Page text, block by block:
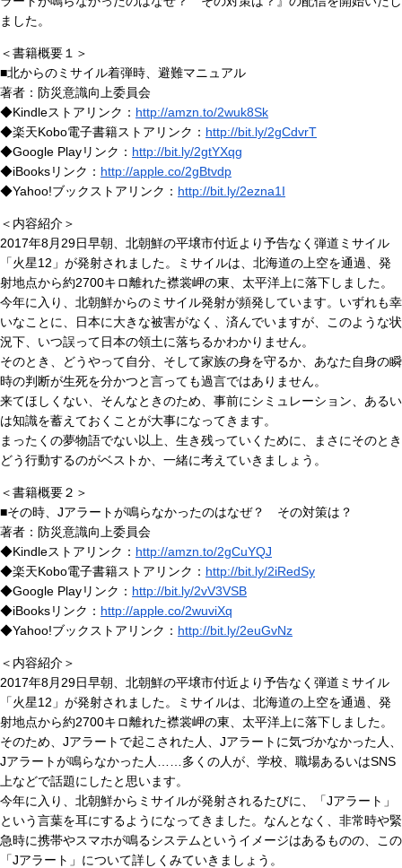
ました。
＜書籍概要１＞
■北からのミサイル着弾時、避難マニュアル
著者：防災意識向上委員会
◆Kindleストアリンク： http://amzn.to/2wuk8Sk
◆楽天Kobo電子書籍ストアリンク： http://bit.ly/2gCdvrT
◆Google Playリンク： http://bit.ly/2gtYXqg
◆iBooksリンク： http://apple.co/2gBtvdp
◆Yahoo!ブックストアリンク： http://bit.ly/2ezna1I
＜内容紹介＞
2017年8月29日早朝、北朝鮮の平壌市付近より予告なく弾道ミサイル
「火星12」が発射されました。ミサイルは、北海道の上空を通過、発
射地点から約2700キロ離れた襟裳岬の東、太平洋上に落下しました。
今年に入り、北朝鮮からのミサイル発射が頻発しています。いずれも幸
いなことに、日本に大きな被害がなく、済んでいますが、このような状
況下、いつ誤って日本の領土に落ちるかわかりません。
そのとき、どうやって自分、そして家族の身を守るか、あなた自身の瞬
時の判断が生死を分かつと言っても過言ではありません。
来てほしくない、そんなときのため、事前にシミュレーション、あるい
は知識を蓄えておくことが大事になってきます。
まったくの夢物語でない以上、生き残っていくために、まさにそのとき
どう行動するのがベストか、一緒に考えていきましょう。
＜書籍概要２＞
■その時、Jアラートが鳴らなかったのはなぜ？ その対策は？
著者：防災意識向上委員会
◆Kindleストアリンク： http://amzn.to/2gCuYQJ
◆楽天Kobo電子書籍ストアリンク： http://bit.ly/2iRedSy
◆Google Playリンク： http://bit.ly/2vV3VSB
◆iBooksリンク： http://apple.co/2wuviXq
◆Yahoo!ブックストアリンク： http://bit.ly/2euGvNz
＜内容紹介＞
2017年8月29日早朝、北朝鮮の平壌市付近より予告なく弾道ミサイル
「火星12」が発射されました。ミサイルは、北海道の上空を通過、発
射地点から約2700キロ離れた襟裳岬の東、太平洋上に落下しました。
そのため、Jアラートで起こされた人、Jアラートに気づかなかった人、
Jアラートが鳴らなかった人……多くの人が、学校、職場あるいはSNS
上などで話題にしたと思います。
今年に入り、北朝鮮からミサイルが発射されるたびに、「Jアラート」
という言葉を耳にするようになってきました。なんとなく、非常時や緊
急時に携帯やスマホが鳴るシステムというイメージはあるものの、この
「Jアラート」について詳しくみていきましょう。